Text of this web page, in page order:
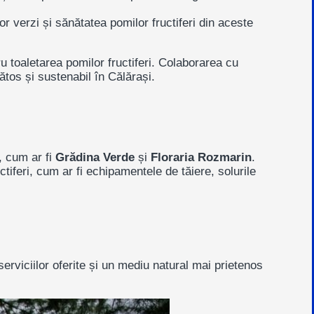
verzi și sănătatea pomilor fructiferi din aceste
toaletarea pomilor fructiferi. Colaborarea cu
și sustenabil în Călărași.
cum ar fiGrădina Verde și Floraria Rozmarin.
cum ar fi echipamentele de tăiere, solurile
oferite și un mediu natural mai prietenos